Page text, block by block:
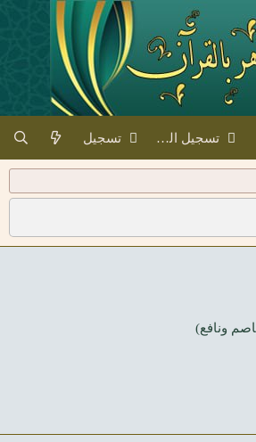
تسجيل الدخول تسجيل
ونافع)